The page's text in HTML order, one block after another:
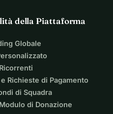
della Piattaforma
Globale
Richieste di Pagamento
di Squadra
di Donazione